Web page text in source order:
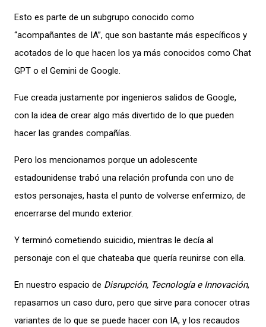
Esto es parte de un subgrupo conocido como
“acompañantes de IA”, que son bastante más específicos y
acotados de lo que hacen los ya más conocidos como Chat
GPT o el Gemini de Google.
Fue creada justamente por ingenieros salidos de Google,
con la idea de crear algo más divertido de lo que pueden
hacer las grandes compañías.
Pero los mencionamos porque un adolescente
estadounidense trabó una relación profunda con uno de
estos personajes, hasta el punto de volverse enfermizo, de
encerrarse del mundo exterior.
Y terminó cometiendo suicidio, mientras le decía al
personaje con el que chateaba que quería reunirse con ella.
En nuestro espacio de Disrupción, Tecnología e Innovación,
repasamos un caso duro, pero que sirve para conocer otras
variantes de lo que se puede hacer con IA, y los recaudos